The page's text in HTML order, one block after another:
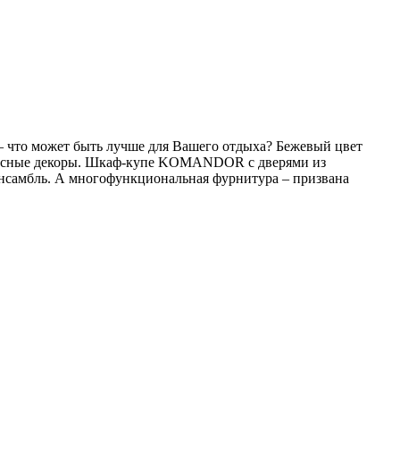
что может быть лучше для Вашего отдыха? Бежевый цвет
декоры. Шкаф-купе KOMANDOR с дверями из
А многофункциональная фурнитура – призвана